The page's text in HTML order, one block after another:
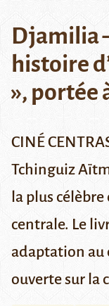
Djamilia
histoire
», portée
CINÉ
Tchinguiz
la plus
centrale. Le
adaptation au
ouverte sur la